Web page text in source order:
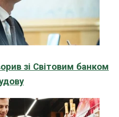
зі Світовим банком